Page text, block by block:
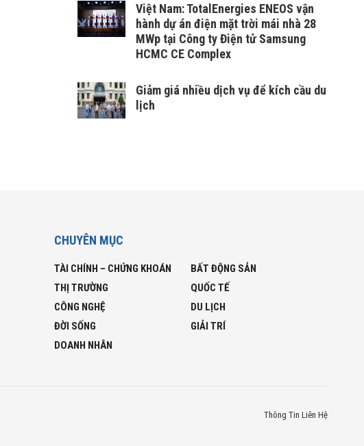
Việt Nam: TotalEnergies ENEOS vận
hành dự án điện mặt trời mái nhà 28
MWp tại Công ty Điện tử Samsung
HCMC CE Complex
Giảm giá nhiều dịch vụ để kích cầu du
lịch
CHUYÊN MỤC
TÀI CHÍNH – CHỨNG KHOÁN
BẤT ĐỘNG SẢN
THỊ TRƯỜNG
QUỐC TẾ
CÔNG NGHỆ
DU LỊCH
ĐỜI SỐNG
GIẢI TRÍ
DOANH NHÂN
Thông Tin Liên Hệ